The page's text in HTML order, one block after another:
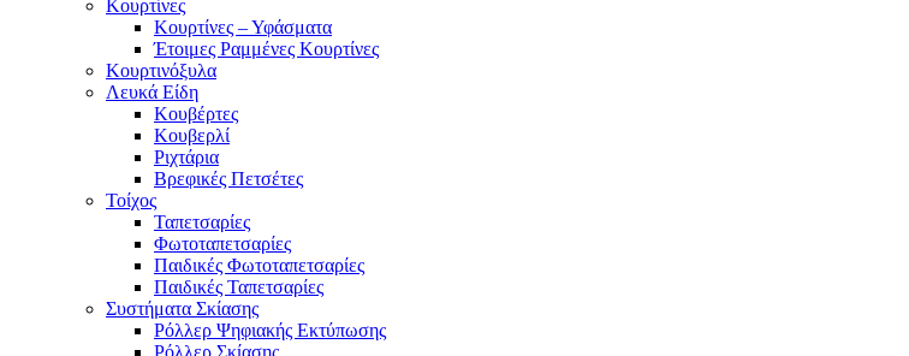
Κουρτίνες
Κουρτίνες – Υφάσματα
Έτοιμες Ραμμένες Κουρτίνες
Κουρτινόξυλα
Λευκά Είδη
Κουβέρτες
Κουβερλί
Ριχτάρια
Βρεφικές Πετσέτες
Τοίχος
Ταπετσαρίες
Φωτοταπετσαρίες
Παιδικές Φωτοταπετσαρίες
Παιδικές Ταπετσαρίες
Συστήματα Σκίασης
Ρόλλερ Ψηφιακής Εκτύπωσης
Ρόλλερ Σκίασης